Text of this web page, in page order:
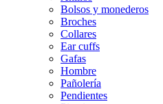
Bolsos y monederos
Broches
Collares
Ear cuffs
Gafas
Hombre
Pañolería
Pendientes